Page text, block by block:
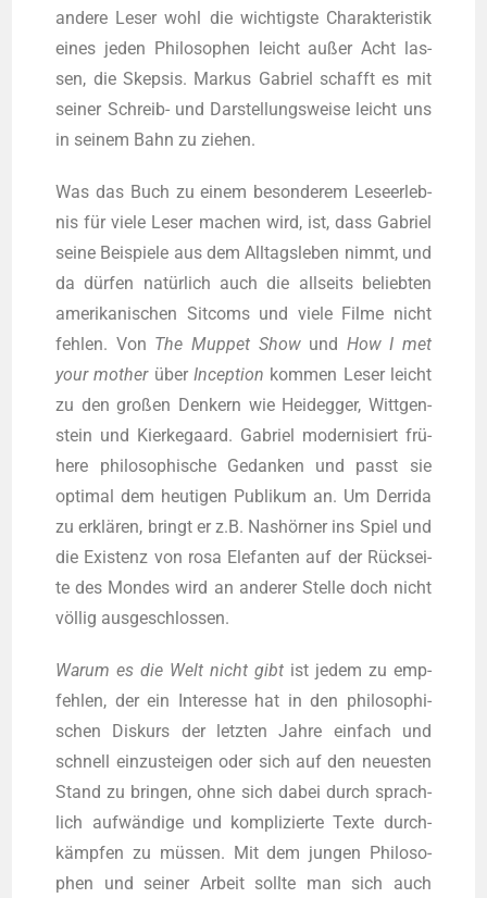
ande­re Leser wohl die wich­tigs­te Cha­rak­te­ris­tik
eines jeden Phi­lo­so­phen leicht außer Acht las­
sen, die Skep­sis. Mar­kus Gabri­el schafft es mit
sei­ner Schreib- und Dar­stel­lungs­wei­se leicht uns
in sei­nem Bahn zu ziehen.
Was das Buch zu einem beson­de­rem Lese­er­leb­
nis für vie­le Leser machen wird, ist, dass Gabri­el
sei­ne Bei­spie­le aus dem All­tags­le­ben nimmt, und
da dür­fen natür­lich auch die all­seits belieb­ten
ame­ri­ka­ni­schen Sit­coms und vie­le Fil­me nicht
feh­len. Von The Mup­pet Showund How I met
your motherüber Incep­ti­on kom­men Leser leicht
zu den gro­ßen Den­kern wie Heid­eg­ger, Witt­gen­
stein und Kier­ke­gaard. Gabri­el moder­ni­siert frü­
he­re phi­lo­so­phi­sche Gedan­ken und passt sie
opti­mal dem heu­ti­gen Publi­kum an. Um Der­ri­da
zu erklä­ren, bringt er z.B. Nas­hör­ner ins Spiel und
die Exis­tenz von rosa Ele­fan­ten auf der Rück­sei­
te des Mon­des wird an ande­rer Stel­le doch nicht
völ­lig ausgeschlossen.
War­um es die Welt nicht gibtist jedem zu emp­
feh­len, der ein Inter­es­se hat in den phi­lo­so­phi­
schen Dis­kurs der letz­ten Jah­re ein­fach und
schnell ein­zu­stei­gen oder sich auf den neu­es­ten
Stand zu brin­gen, ohne sich dabei durch sprach­
lich auf­wän­di­ge und kom­pli­zier­te Tex­te durch­
kämp­fen zu müs­sen. Mit dem jun­gen Phi­lo­so­
phen und sei­ner Arbeit soll­te man sich auch